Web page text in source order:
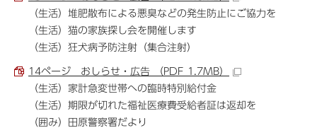
（生活）堆肥散布による悪臭などの発生防止にご協力を
（生活）猫の家族探し会を開催します
（生活）狂犬病予防注射（集合注射）
14ページ おしらせ・広告 （PDF 1.7MB）
（生活）家計急変世帯への臨時特別給付金
（生活）期限が切れた福祉医療費受給者証は返却を
（囲み）田原警察署だより